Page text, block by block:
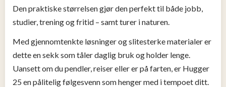
Den praktiske størrelsen gjør den perfekt til både jobb,
studier, trening og fritid – samt turer i naturen.
Med gjennomtenkte løsninger og slitesterke materialer er
dette en sekk som tåler daglig bruk og holder lenge.
Uansett om du pendler, reiser eller er på farten, er Hugger
25 en pålitelig følgesvenn som henger med i tempoet ditt.